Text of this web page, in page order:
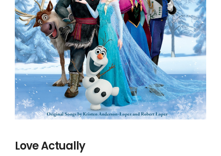
Love Actually